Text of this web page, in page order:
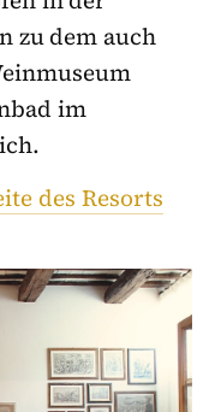
zu dem auch
im
des Resorts